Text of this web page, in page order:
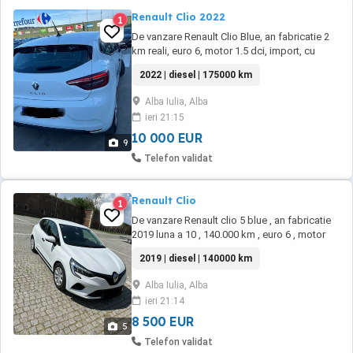
9
1 Renault Clio 2022
De vanzare Renault Clio Blue, an fabricatie 2
km reali, euro 6, motor 1.5 dci, import, cu
comenzi pe volan *) volan reglabil *) geamuri
electrice fata *) oglinzi electrice si incalzite *)
cruise control si limitator de viteza *) sistem
multimedia cu radio, USB, ...
2022 | diesel | 175000 km
Alba Iulia, Alba
ieri 21:15
10 000 EUR
Telefon validat
5
1 Renault Clio
De vanzare Renault clio 5 blue , an fabricatie
2019 luna a 10 , 140.000 km , euro 6 , motor
urmatoarele dotari: navigatie ,comenzi pe
volan , volan reglabil in profunzime si inaltime
, geamuri electrice fata , senzori ploaie , volan
reglabil si multifunctional , ...
2019 | diesel | 140000 km
Alba Iulia, Alba
ieri 21:14
8 500 EUR
Telefon validat